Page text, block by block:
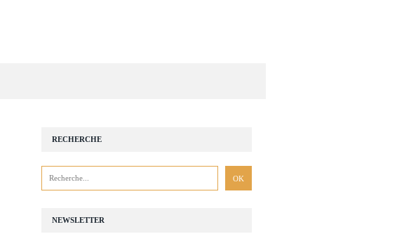
NEWSLETTER
RECHERCHE